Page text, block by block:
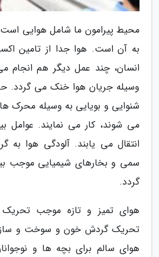
محیط پیرامون ما شامل هوایی
به آن است. هوا جدا از تامین
انسان، چند عمل دیگر هم انجام
وسیله جریان هوا خنک می گردد.
شنوایی و بویایی به وسیله محرک
می شوند، کار می نمایند. عوامل
انتقال می یابند. آلودگی هوا به
سمی و بخارهای شیمیایی موجب
گردد.
هوای تمیز و تازه موجب تحریک
تحریک گردش خون و سوخت و
هوای سالم برای بچه ها و